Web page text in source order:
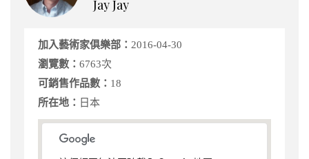
Jay Jay
加入藝術家俱樂部： 2016-04-30
瀏覽數： 6763次
可銷售作品數： 18
所在地： 日本